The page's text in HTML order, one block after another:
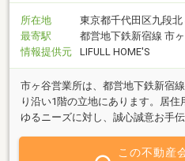
所在地
東京都千代田区九段
最寄駅
都営地下鉄新宿線 市
情報提供元
LIFULL HOME'S
市ヶ谷営業所は、都営地下鉄新宿
り沿い1階の立地にあります。居
ゆるニーズに対し、誠心誠意お手
この不動産